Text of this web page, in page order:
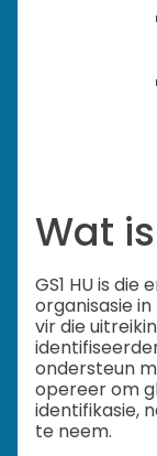
Wat
GS1 HU is die
organisasie
vir die
ondersteun
opereer om
identifikasie,
te neem.